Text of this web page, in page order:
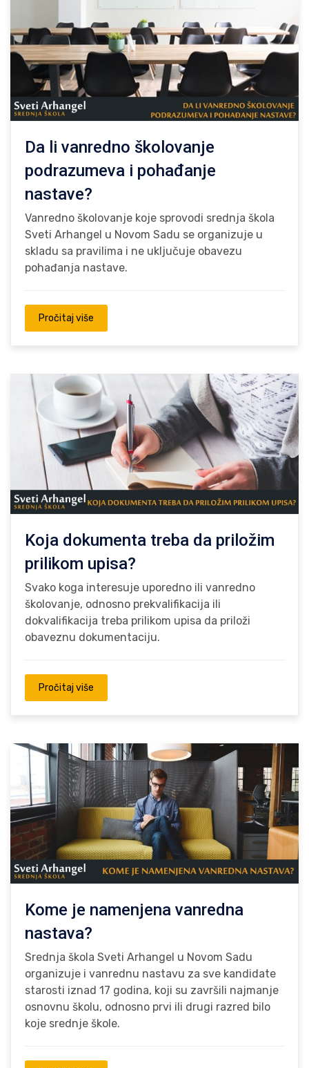
Da li vanredno školovanje
podrazumeva i pohađanje
nastave?
Vanredno školovanje koje sprovodi srednja škola
Sveti Arhangel u Novom Sadu se organizuje u
skladu sa pravilima i ne uključuje obavezu
pohađanja nastave.
Pročitaj više
Koja dokumenta treba da priložim
prilikom upisa?
Svako koga interesuje uporedno ili vanredno
školovanje, odnosno prekvalifikacija ili
dokvalifikacija treba prilikom upisa da priloži
obaveznu dokumentaciju.
Pročitaj više
Kome je namenjena vanredna
nastava?
Srednja škola Sveti Arhangel u Novom Sadu
organizuje i vanrednu nastavu za sve kandidate
starosti iznad 17 godina, koji su završili najmanje
osnovnu školu, odnosno prvi ili drugi razred bilo
koje srednje škole.